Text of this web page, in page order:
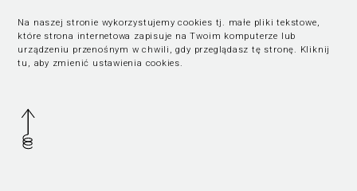
Na naszej stronie wykorzystujemy cookies tj. małe pliki tekstowe,
które strona internetowa zapisuje na Twoim komputerze lub
urządzeniu przenośnym w chwili, gdy przeglądasz tę stronę.
Kliknij
tu, aby zmienić ustawienia cookies